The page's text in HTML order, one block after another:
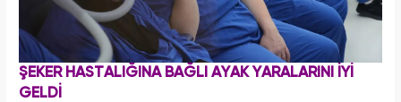
ŞEKER HASTALIĞINA BAĞLI AYAK YARALARINI İYİ
GELDİ